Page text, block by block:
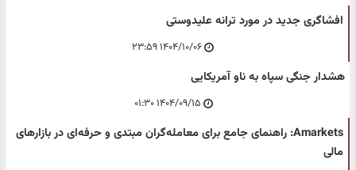
افشاگری جدید در مورد ترانه علیدوستی
۱۴۰۴/۱۰/۰۶ ۲۳:۵۹
هشدار جنگی سپاه به ناو آمریکایی
۱۴۰۴/۰۹/۱۵ ۰۱:۳۰
Amarkets: راهنمای جامع برای معامله‌گران مبتدی و حرفه‌ای در بازارهای
مالی